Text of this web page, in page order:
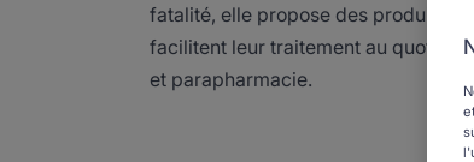
fatalité, elle propose des produits
facilitent leur traitement au
et parapharmacie.